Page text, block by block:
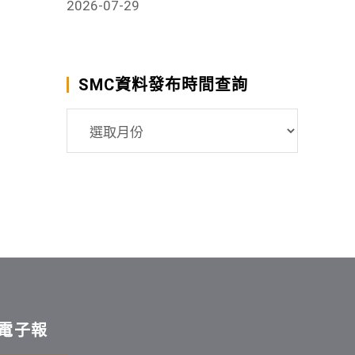
2026-07-29
SMC資料發布時間查詢
子報